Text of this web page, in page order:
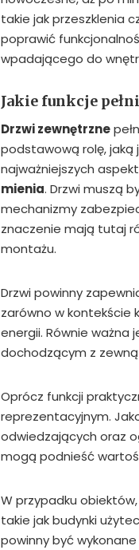
takie jak przeszklenia
poprawić
wpadającego do
Jakie funkcje
Drzwi zewnętrzne
podstawową rolę, jaką
najważniejszych
mienia. Drzwi muszą
mechanizmy
znaczenie mają tutaj
montażu.
Drzwi powinny
zarówno w kontekście
energii. Równie ważna
dochodzącym z
Oprócz funkcji
reprezentacyjnym.
odwiedzających oraz
mogą podnieść
W przypadku
takie jak budynki
powinny być